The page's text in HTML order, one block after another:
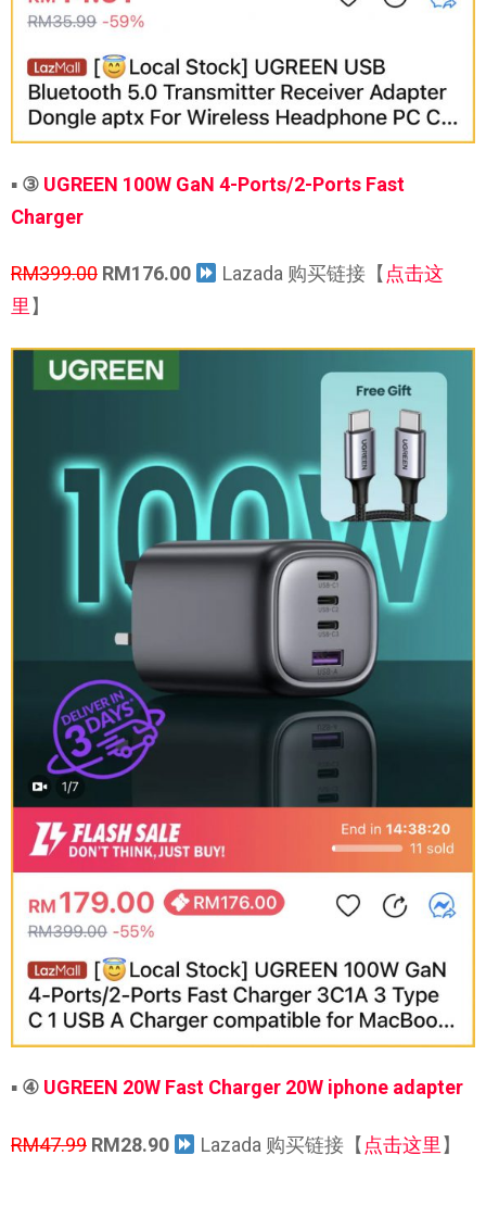
▪ ③ UGREEN 100W GaN 4-Ports/2-Ports Fast
Charger
RM399.00 RM176.00 Lazada 购买链接【 点击这
里 】
▪ ④ UGREEN 20W Fast Charger 20W iphone adapter
RM47.99 RM28.90 Lazada 购买链接【点击这里】